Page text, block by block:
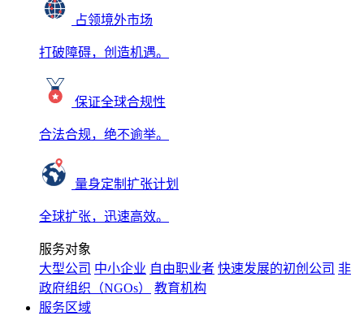
占领境外市场
打破障碍，创造机遇。
保证全球合规性
合法合规，绝不逾举。
量身定制扩张计划
全球扩张，迅速高效。
服务对象
大型公司 中小企业 自由职业者 快速发展的初创公司 非
政府组织（NGOs）
教育机构
服务区域